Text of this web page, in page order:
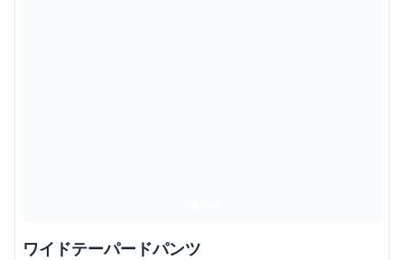
ワイドテーパードパンツ